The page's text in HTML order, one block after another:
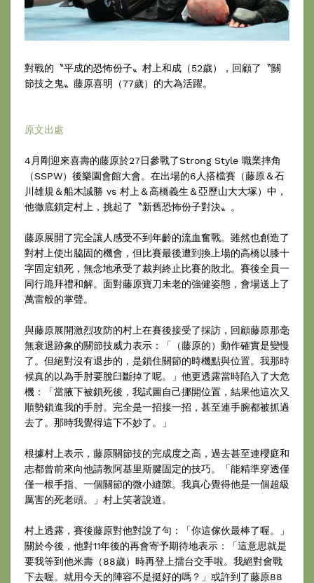
對戰的〝平成的恐怖份子〟村上和成（52歲），回顧了〝關
節技之鬼〟藤原喜明（77歲）的大為活躍。
原文出處
4月剛迎來喜壽的藤原於27日參戰了Strong Style 職業摔角
（SSPW）後樂園會館大會。在出場的6人搭檔賽（藤原＆石
川雄規＆船木誠勝 vs 村上＆高橋義生＆亞歷山大大塚）中，
他徹底鎖定村上，挑起了〝新舊恐怖份子對決〟。
藤原展開了完全讓人感受不到年齡的流血奮戰。雖然也創造了
對村上使出脇固的機會，但比賽最後遭到換上場的高橋以膝十
字固定鎖死，無念地承受了裁判終止比賽的敗北。賽後全員一
同行跪拜禮和解。面對藤原寶刀未老的強健姿態，會場送上了
萬雷般的掌聲。
與藤原展開激烈攻防的村上在賽後接受了採訪，回顧藤原那毫
無衰退跡象的關節技威力表示：「（藤原的）動作確實是變慢
了。但絕對沒有退步的，是鎖住關節的時機點與位置。我那時
候真的以為手肘要脫臼斷掉了呢。」他更透露當時陷入了大危
機：「當腋下被鎖死後，我試圖自己挪開位置，結果他這次又
順勢鎖進我的手肘。完全是一招接一招，甚至連手腕都被抓過
去了。那時我覺得這下不妙了。」
根據村上表示，藤原關節技的完成度之高，過去甚至連櫻庭和
志都曾前來向他請教阿基里斯腱固定的技巧。「能精準穿透僅
僅一根手指、一個關節的微小縫隙。我真心覺得他是一個超級
厲害的死老頭。」村上笑著說道。
村上透露，賽後藤原對他對說了句：「你這傢伙最棒了喔。」
關於今後，他對11年後的再會寄予期待地表示：「這意思就是
要我等到他米壽（88歲）時再登上擂台交手啦。我絕對會戰
下去喔。就用今天的陣容不是挺好的嗎？」或許到了藤原88